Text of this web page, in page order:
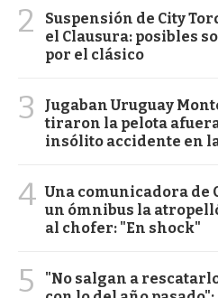
2
Suspensión de City
el Clausura: posibles
por el clásico
3
Jugaban Uruguay
tiraron la pelota
insólito accidente en
4 Una comunicadora de
un ómnibus la
al chofer: "En shock"
5
"No salgan a